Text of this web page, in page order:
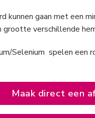
kunnen gaan met een
verschillende
Selenium spelen een
Maak direct een